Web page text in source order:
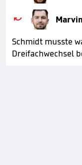

Schmidt musste
Dreifachwechsel